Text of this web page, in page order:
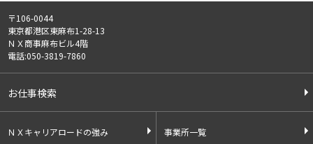
有料職業紹介事業
・請負事業
ご記入頂いた個人情報は、法令等に定める場合を除いて、ご本
人様の同意なく、第三者に提供することはございません。
5)外部の委託：
ご記入頂いた個人情報は、文書保存、サーバー管理等の目的
〒106-0044
東京都港区東麻布1-28-13
ＮＸ商事麻布ビル4階
電話:050-3819-7860
お仕事検索
ＮＸキャリアロードの強み 事業所一覧